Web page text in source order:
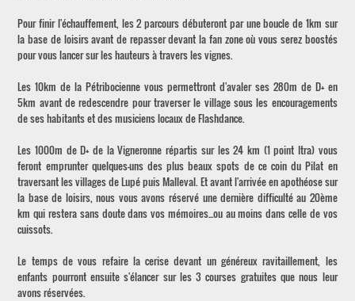
Pour finir l'échauffement, les 2 parcours débuteront par une boucle de 1km sur
la base de loisirs avant de repasser devant la fan zone où vous serez boostés
pour vous lancer sur les hauteurs à travers les vignes.
Les 10km de la Pétribocienne vous permettront d'avaler ses 280m de D+ en
5km avant de redescendre pour traverser le village sous les encouragements
de ses habitants et des musiciens locaux de Flashdance.
Les 1000m de D+ de la Vigneronne répartis sur les 24 km (1 point Itra) vous
feront emprunter quelques-uns des plus beaux spots de ce coin du Pilat en
traversant les villages de Lupé puis Malleval. Et avant l'arrivée en apothéose sur
la base de loisirs, nous vous avons réservé une dernière difficulté au 20ème
km qui restera sans doute dans vos mémoires...ou au moins dans celle de vos
cuissots.
Le temps de vous refaire la cerise devant un généreux ravitaillement, les
enfants pourront ensuite s'élancer sur les 3 courses gratuites que nous leur
avons réservées.